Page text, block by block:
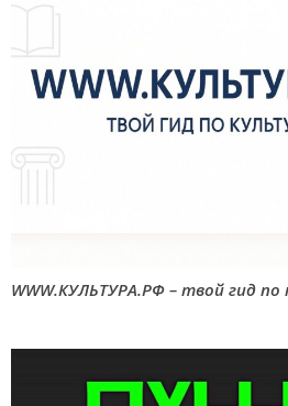
WWW.КУЛЬТУРА.РФ – твой гид по